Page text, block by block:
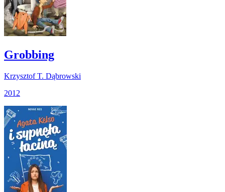
Grobbing
Krzysztof T. Dąbrowski
2012